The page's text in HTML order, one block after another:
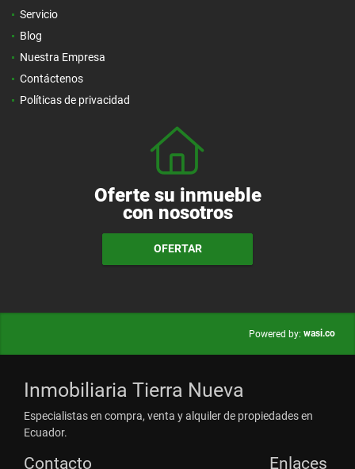
Servicio
Blog
Nuestra Empresa
Contáctenos
Políticas de privacidad
Oferte su inmueble
con nosotros
OFERTAR
Powered by: wasi.co
Inmobiliaria Tierra Nueva
Especialistas en compra, venta y alquiler de propiedades en
Ecuador.
Contacto Enlaces